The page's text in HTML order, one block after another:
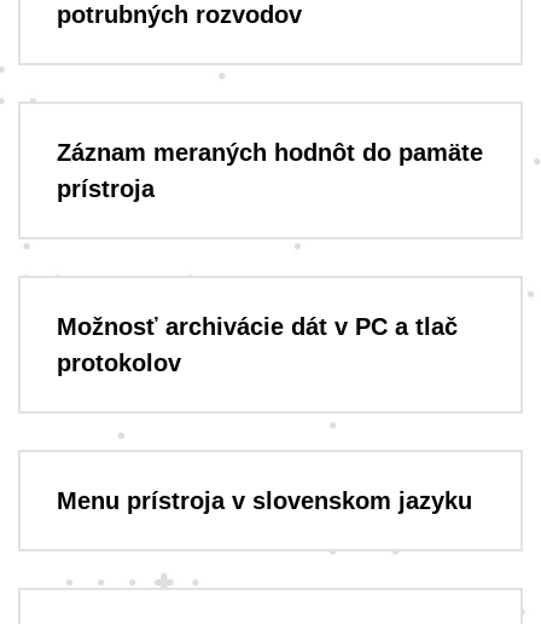
potrubných rozvodov
Záznam meraných hodnôt do pamäte
prístroja
Možnosť archivácie dát v PC a tlač
protokolov
Menu prístroja v slovenskom jazyku